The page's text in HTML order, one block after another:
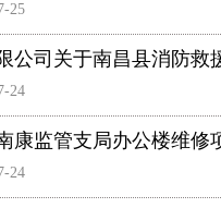
25
公司关于南昌县消防救
24
康监管支局办公楼维修
24